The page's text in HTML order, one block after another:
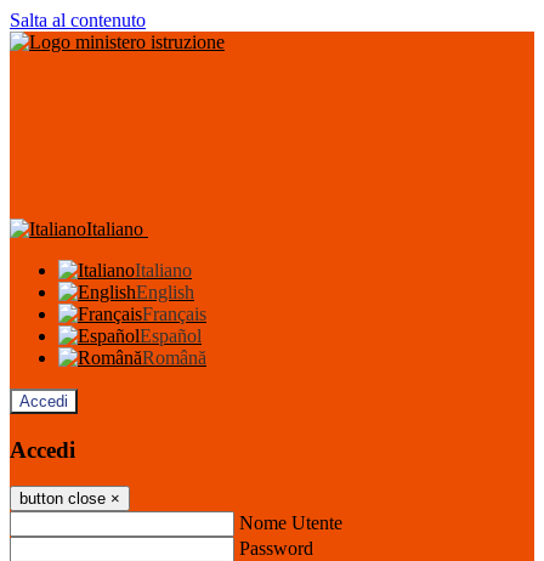
Salta al contenuto
Italiano
Italiano
English
Français
Español
Română
Accedi
Accedi
button close ×
Nome Utente
Password